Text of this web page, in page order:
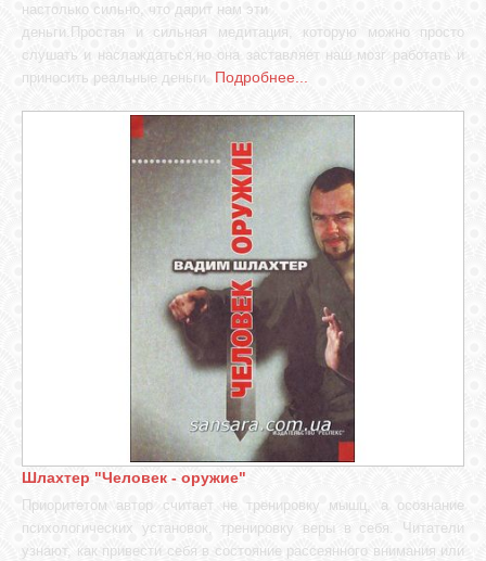
настолько сильно, что дарит нам эти
деньги.Простая и сильная медитация, которую можно просто
слушать и наслаждаться,но она заставляет наш мозг работать и
приносить реальные деньги. Подробнее...
Шлахтер "Человек - оружие"
Приоритетом автор считает не тренировку мышц, а осознание
психологических установок, тренировку веры в себя. Читатели
узнают, как привести себя в состояние рассеянного внимания или